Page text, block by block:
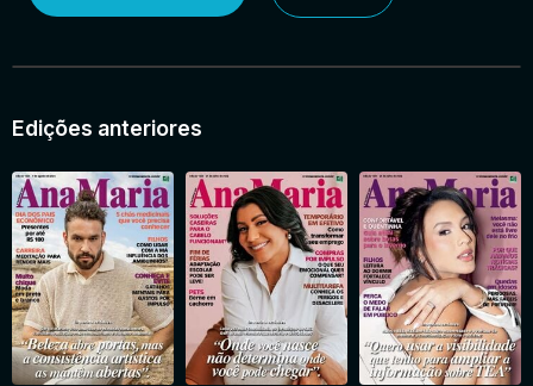
Edições anteriores